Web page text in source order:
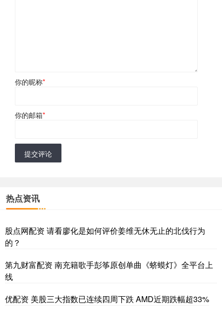
你的昵称*
你的邮箱*
提交评论
热点资讯
股点网配资 请看廖化是如何评价姜维无休无止的北伐行为
的？
第九财富配资 南充籍歌手彭筝原创单曲《蛴蟆灯》全平台上
线
优配资 美股三大指数已连续四周下跌 AMD近期跌幅超33%